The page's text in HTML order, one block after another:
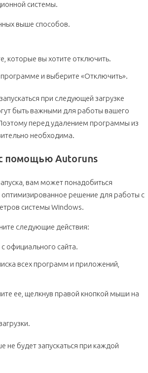
системы.
выше способов.
которые вы хотите отключить.
и выберите «Отключить».
при следующей загрузке
быть важными для работы вашего
перед удалением программы из
необходима.
помощью Autoruns
вам может понадобиться
решение для работы с
системы Windows.
следующие действия:
официального сайта.
всех программ и приложений,
ее, щелкнув правой кнопкой мыши на
не будет запускаться при каждой